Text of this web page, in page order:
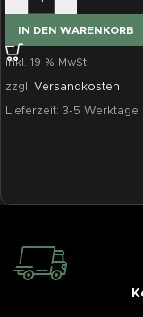
IN DEN WARENKORB
inkl. 19 % MwSt.
zzgl. Versandkosten
Lieferzeit: 3-5 Werktage